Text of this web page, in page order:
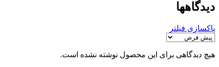
دیدگاهها
پاکسازی فیلتر
هیچ دیدگاهی برای این محصول نوشته نشده است.